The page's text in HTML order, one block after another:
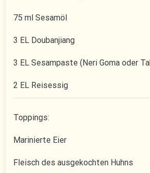
75 ml Sesamöl
3 EL Doubanjiang
3 EL Sesampaste (Neri Goma oder
2 EL Reisessig
Toppings:
Marinierte Eier
Fleisch des ausgekochten Huhns